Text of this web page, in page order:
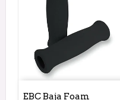
EBC Baja Foam